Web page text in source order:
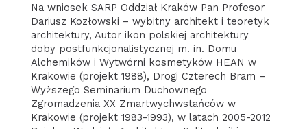
Na wniosek SARP Oddział Kraków Pan Profesor
Dariusz Kozłowski – wybitny architekt i teoretyk
architektury, Autor ikon polskiej architektury
doby postfunkcjonalistycznej m. in. Domu
Alchemików i Wytwórni kosmetyków HEAN w
Krakowie (projekt 1988), Drogi Czterech Bram –
Wyższego Seminarium Duchownego
Zgromadzenia XX Zmartwychwstańców w
Krakowie (projekt 1983-1993), w latach 2005-2012